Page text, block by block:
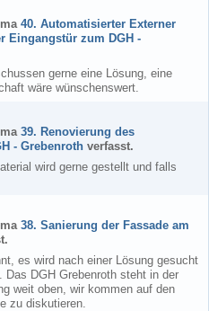
40. Automatisierter Externer
Eingangstür zum DGH -
gerne eine Lösung, eine
wäre wünschenswert.
39. Renovierung des
- Grebenroth verfasst.
wird gerne gestellt und falls
38. Sanierung der Fassade am
es wird nach einer Lösung gesucht
Das DGH Grebenroth steht in der
weit oben, wir kommen auf den
zu diskutieren.